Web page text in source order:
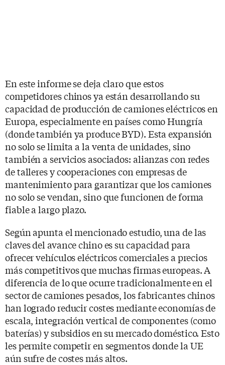
En este informe se deja claro que estos
competidores chinos ya están desarrollando su
capacidad de producción de camiones eléctricos en
Europa, especialmente en países como Hungría
(donde también ya produce BYD). Esta expansión
no solo se limita a la venta de unidades, sino
también a servicios asociados: alianzas con redes
de talleres y cooperaciones con empresas de
mantenimiento para garantizar que los camiones
no solo se vendan, sino que funcionen de forma
fiable a largo plazo.
Según apunta el mencionado estudio, una de las
claves del avance chino es su capacidad para
ofrecer vehículos eléctricos comerciales a precios
más competitivos que muchas firmas europeas. A
diferencia de lo que ocurre tradicionalmente en el
sector de camiones pesados, los fabricantes chinos
han logrado reducir costes mediante economías de
escala, integración vertical de componentes (como
baterías) y subsidios en su mercado doméstico. Esto
les permite competir en segmentos donde la UE
aún sufre de costes más altos.